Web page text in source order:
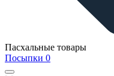
Пасхальные товары
Посыпки 0